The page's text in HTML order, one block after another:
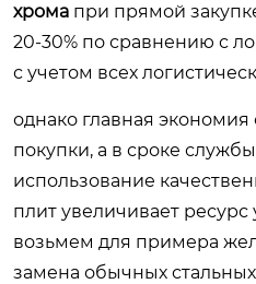
хрома при прямой
20-30% по сравнению с
с учетом всех
однако главная
покупки, а в сроке
использование
плит увеличивает ресурс
возьмем для примера
замена обычных